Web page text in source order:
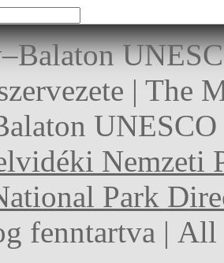
| The
Nemzeti
Park
fenntartva |